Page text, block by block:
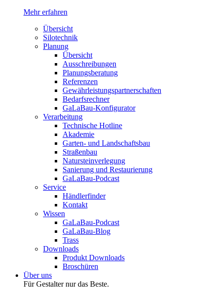
Mehr erfahren
Übersicht
Silotechnik
Planung
Übersicht
Ausschreibungen
Planungsberatung
Referenzen
Gewährleistungspartnerschaften
Bedarfsrechner
GaLaBau-Konfigurator
Verarbeitung
Technische Hotline
Akademie
Garten- und Landschaftsbau
Straßenbau
Natursteinverlegung
Sanierung und Restaurierung
GaLaBau-Podcast
Service
Händlerfinder
Kontakt
Wissen
GaLaBau-Podcast
GaLaBau-Blog
Trass
Downloads
Produkt Downloads
Broschüren
Über uns
Für Gestalter nur das Beste.